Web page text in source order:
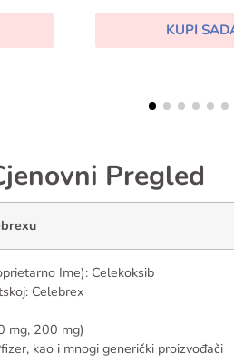
SADA
Pregled
Ime): Celekoksib
Celebrex
mg, 200 mg)
kao i mnogi generički proizvođači